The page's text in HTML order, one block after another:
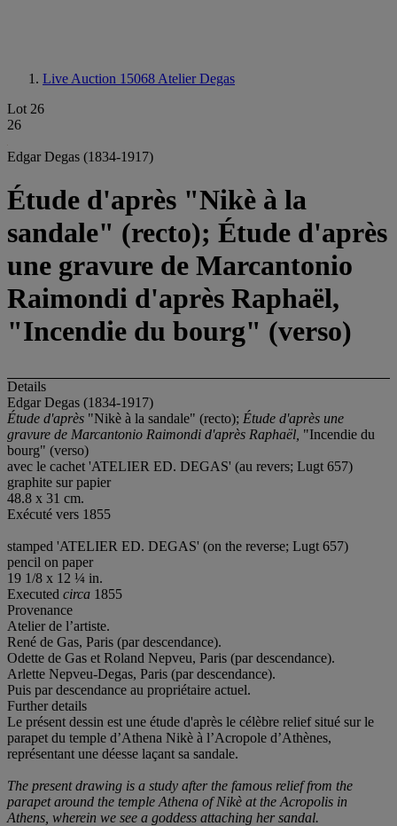
Live Auction 15068 Atelier Degas
Lot 26
26
Edgar Degas (1834-1917)
Étude d'après "Nikè à la
sandale" (recto); Étude d'après
une gravure de Marcantonio
Raimondi d'après Raphaël,
"Incendie du bourg" (verso)
Details
Edgar Degas (1834-1917)
Étude d'après "Nikè à la sandale" (recto); Étude d'après une
gravure de Marcantonio Raimondi d'après Raphaël, "Incendie du
bourg" (verso)
avec le cachet 'ATELIER ED. DEGAS' (au revers; Lugt 657)
graphite sur papier
48.8 x 31 cm.
Exécuté vers 1855
stamped 'ATELIER ED. DEGAS' (on the reverse; Lugt 657)
pencil on paper
19 1/8 x 12 ¼ in.
Executed circa 1855
Provenance
Atelier de l’artiste.
René de Gas, Paris (par descendance).
Odette de Gas et Roland Nepveu, Paris (par descendance).
Arlette Nepveu-Degas, Paris (par descendance).
Puis par descendance au propriétaire actuel.
Further details
Le présent dessin est une étude d'après le célèbre relief situé sur le
parapet du temple d’Athena Nikè à l’Acropole d’Athènes,
représentant une déesse laçant sa sandale.
The present drawing is a study after the famous relief from the
parapet around the temple Athena of Nikè at the Acropolis in
Athens, wherein we see a goddess attaching her sandal.